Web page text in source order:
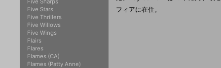
フィアに在住。
Five Sharps
Five Stars
Five Thrillers
Five Willows
Five Wings
Flairs
Flares
Flames (CA)
Flames (Patty Anne)